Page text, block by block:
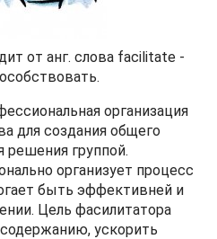
от анг. слова facilitate -
организация
для создания общего
решения группой.
организует процесс
быть эффективней и
Цель фасилитатора
ускорить